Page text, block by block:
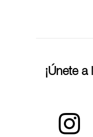
¡Únete